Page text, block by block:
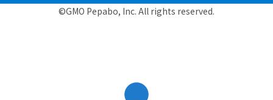
©GMO Pepabo, Inc. All rights reserved.